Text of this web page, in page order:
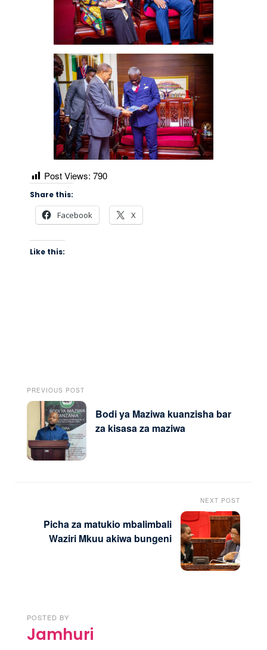
Post Views: 790
Share this:
Facebook X
Like this:
PREVIOUS POST
Bodi ya Maziwa kuanzisha bar
za kisasa za maziwa
NEXT POST
Picha za matukio mbalimbali
Waziri Mkuu akiwa bungeni
POSTED BY
Jamhuri